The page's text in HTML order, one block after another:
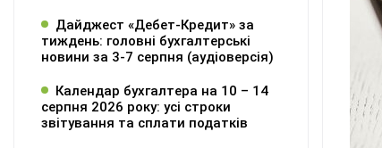
Дайджест «Дебет-Кредит» за
тиждень: головні бухгалтерські
новини за 3-7 серпня (аудіоверсія)
Календар бухгалтера на 10 – 14
серпня 2026 року: усі строки
звітування та сплати податків